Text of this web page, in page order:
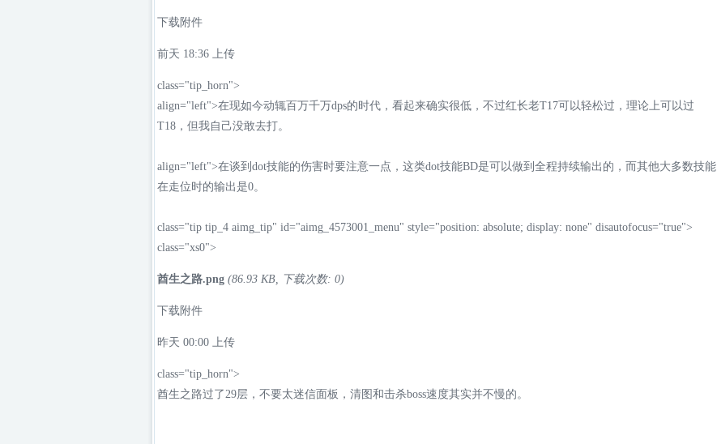
下载附件
前天 18:36上传
class="tip_horn">
align="left">在现如今动辄百万千万dps的时代，看起来确实很低，不过红长老T17可以轻松过，理论上可以过
T18，但我自己没敢去打。
align="left">在谈到dot技能的伤害时要注意一点，这类dot技能BD是可以做到全程持续输出的，而其他大多数技能
在走位时的输出是0。
class="tip tip_4 aimg_tip" id="aimg_4573001_menu" style="position: absolute; display: none" disautofocus="true">
class="xs0">
酋生之路.png (86.93 KB, 下载次数: 0)
下载附件
昨天 00:00上传
class="tip_horn">
酋生之路过了29层，不要太迷信面板，清图和击杀boss速度其实并不慢的。